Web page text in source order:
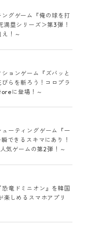
グゲーム『俺の球を打
塁シリーズ＞第3弾！
！～
ョンゲーム『ズバッと
らを斬ろう！コロプラ
に登場！～
ーティングゲーム『一
できるスキマにあり！
気ゲームの第2弾！～
竜ドミニオン』を韓国
楽しめるスマホアプリ